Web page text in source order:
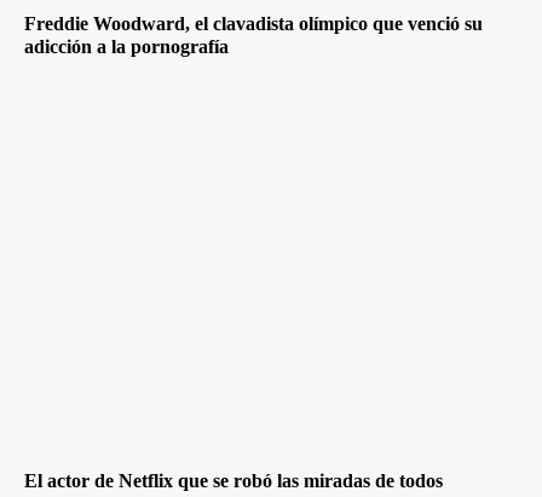
Freddie Woodward, el clavadista olímpico que venció su
adicción a la pornografía
El actor de Netflix que se robó las miradas de todos